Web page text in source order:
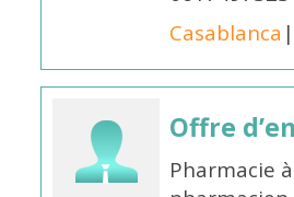
Casablanca
Offre
Pharmacie